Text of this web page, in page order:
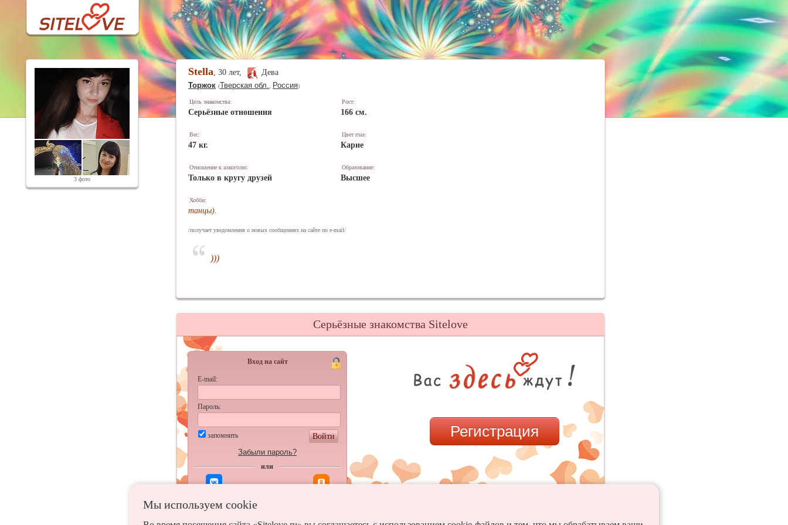
3 фото
Stella, 30 лет,
Дева
Торжок (Тверская обл. Россия)
Цель знакомства:
Серьёзные отношения
Рост:
166 см.
Вес:
47 кг.
Цвет глаз:
Карие
Отношение к алкоголю:
Только в кругу друзей
Образование:
Высшее
Хобби:
танцы).
/получает уведомления о новых сообщениях на сайте по e-mail/
)))
Мы используем сookie
Серьёзные знакомства Sitelove
Вход на сайт
E-mail:
Пароль:
запомнить
Войти
Забыли пароль?
или
Регистрация